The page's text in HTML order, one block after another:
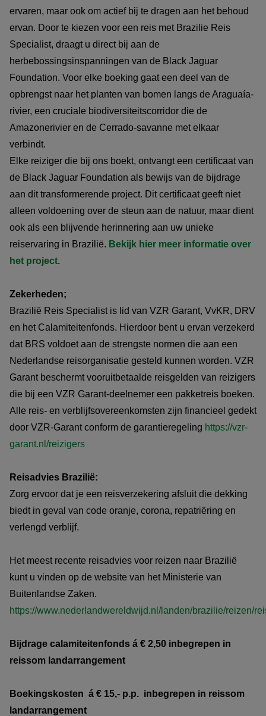
ervaren, maar ook om actief bij te dragen aan het behoud
ervan. Door te kiezen voor een reis met Brazilie Reis
Specialist, draagt u direct bij aan de
herbebossingsinspanningen van de Black Jaguar
Foundation. Voor elke boeking gaat een deel van de
opbrengst naar het planten van bomen langs de Araguaía-
rivier, een cruciale biodiversiteitscorridor die de
Amazonerivier en de Cerrado-savanne met elkaar
verbindt.
Elke reiziger die bij ons boekt, ontvangt een certificaat van
de Black Jaguar Foundation als bewijs van de bijdrage
aan dit transformerende project. Dit certificaat geeft niet
alleen voldoening over de steun aan de natuur, maar dient
ook als een blijvende herinnering aan uw unieke
reiservaring in Brazilië. Bekijk hier meer informatie over
het project.
Zekerheden;
Brazilië Reis Specialist is lid van VZR Garant, VvKR, DRV
en het Calamiteitenfonds. Hierdoor bent u ervan verzekerd
dat BRS voldoet aan de strengste normen die aan een
Nederlandse reisorganisatie gesteld kunnen worden. VZR
Garant beschermt vooruitbetaalde reisgelden van reizigers
die bij een VZR Garant-deelnemer een pakketreis boeken.
Alle reis- en verblijfsovereenkomsten zijn financieel gedekt
door VZR-Garant conform de garantieregeling https://vzr-
garant.nl/reizigers
Reisadvies Brazilië:
Zorg ervoor dat je een reisverzekering afsluit die dekking
biedt in geval van code oranje, corona, repatriëring en
verlengd verblijf.
Het meest recente reisadvies voor reizen naar Brazilië
kunt u vinden op de website van het Ministerie van
Buitenlandse Zaken.
https://www.nederlandwereldwijd.nl/landen/brazilie/reizen/
Bijdrage calamiteitenfonds á € 2,50 inbegrepen in
reissom landarrangement
Boekingskosten á € 15,- p.p. inbegrepen in reissom
landarrangement